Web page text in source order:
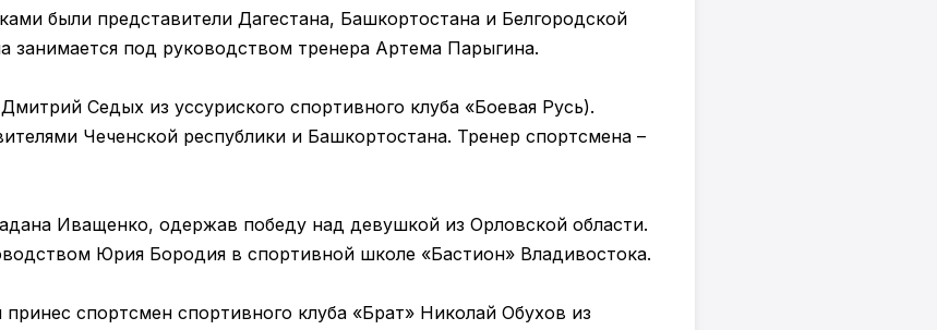
были представители Дагестана, Башкортостана и Белгородской
занимается под руководством тренера Артема Парыгина.
Седых из уссуриского спортивного клуба «Боевая Русь).
Чеченской республики и Башкортостана. Тренер спортсмена –
Иващенко, одержав победу над девушкой из Орловской области.
Юрия Бородия в спортивной школе «Бастион» Владивостока.
спортсмен спортивного клуба «Брат» Николай Обухов из